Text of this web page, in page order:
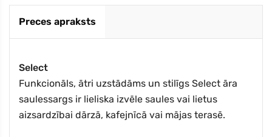
Preces apraksts
Select
Funkcionāls, ātri uzstādāms un stilīgs Select āra
saulessargs ir lieliska izvēle saules vai lietus
aizsardzībai dārzā, kafejnīcā vai mājas terasē.